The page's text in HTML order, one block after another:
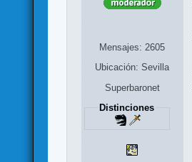
Mensajes: 2605
Ubicación: Sevilla
Superbaronet
Distinciones